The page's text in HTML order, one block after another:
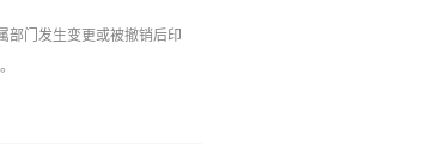
部门发生变更或被撤销后印